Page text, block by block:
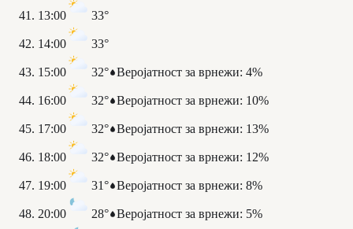
13:00 33°
14:00 33°
15:00 32° Веројатност за врнежи: 4%
16:00 32° Веројатност за врнежи: 10%
17:00 32° Веројатност за врнежи: 13%
18:00 32° Веројатност за врнежи: 12%
19:00 31° Веројатност за врнежи: 8%
20:00 28° Веројатност за врнежи: 5%